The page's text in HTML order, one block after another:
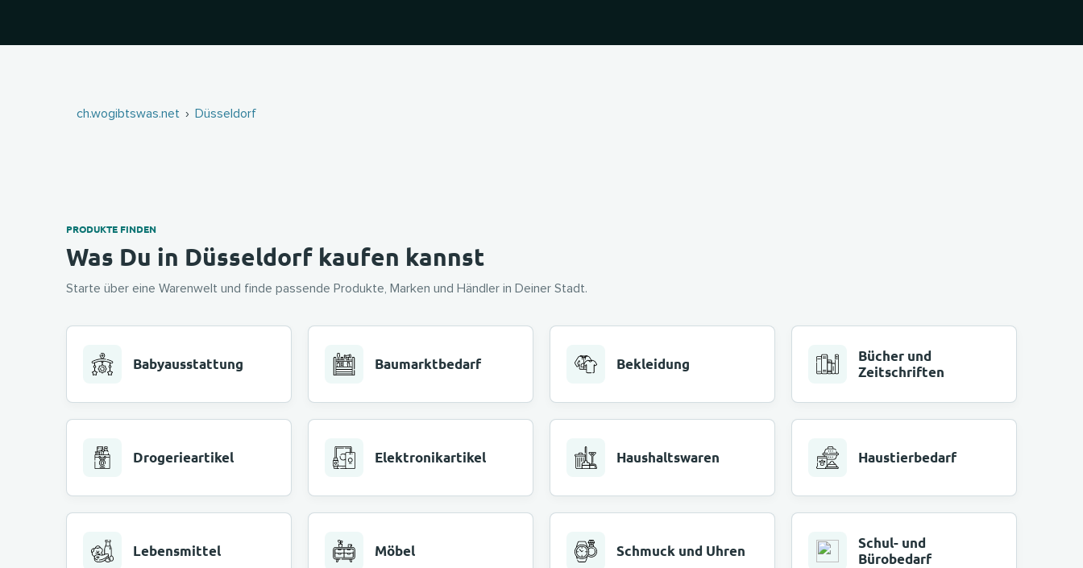
ch.wogibtswas.net Düsseldorf
PRODUKTE FINDEN
Was Du in Düsseldorf kaufen kannst
Starte über eine Warenwelt und finde passende Produkte, Marken und Händler in Deiner Stadt.
Babyausstattung Baumarktbedarf Bekleidung
Bücher und
Zeitschriften
Drogerieartikel Elektronikartikel Haushaltswaren Haustierbedarf
Lebensmittel Möbel Schmuck und Uhren
Schul- und
Bürobedarf